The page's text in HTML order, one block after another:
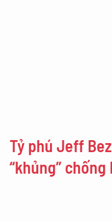
Tỷ phú Jeff
“khủng”